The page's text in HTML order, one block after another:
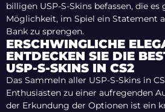
billigen USP-S-Skins befassen, die es
Möglichkeit, im Spiel ein Statement
Bank zu sprengen.
ERSCHWINGLICHE
ENTDECKEN SIE DIE
USP-S-SKINS IN CS2
Das Sammeln aller USP-S-Skins in
Enthusiasten zu einer aufregenden
der Erkundung der Optionen ist ein